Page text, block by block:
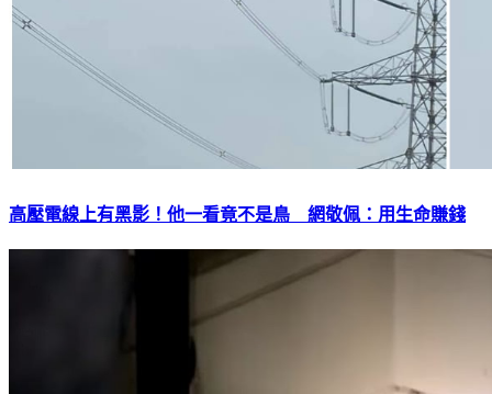
高壓電線上有黑影！他一看竟不是鳥 網敬佩：用生命賺錢